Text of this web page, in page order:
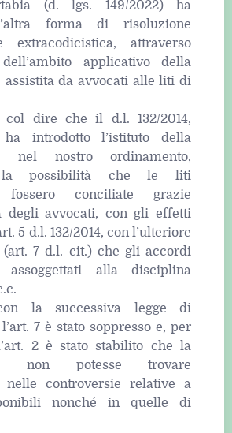
(d. lgs. 149/2022) ha
forma di risoluzione
extracodicistica, attraverso
dell’ambito applicativo della
assistita da avvocati alle liti di
col dire che il d.l. 132/2014,
introdotto l’istituto della
nel nostro ordinamento,
la possibilità che le liti
fossero conciliate grazie
degli avvocati, con gli effetti
5 d.l. 132/2014, con l’ulteriore
(art. 7 d.l. cit.) che gli accordi
alla disciplina
la successiva legge di
7 è stato soppresso e, per
2 è stato stabilito che la
non potesse trovare
nelle controversie relative a
nonché in quelle di